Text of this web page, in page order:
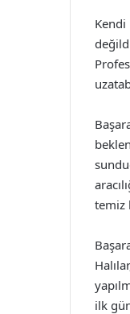
Kendi
temiz
ilk